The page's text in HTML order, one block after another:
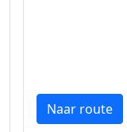
Naar route